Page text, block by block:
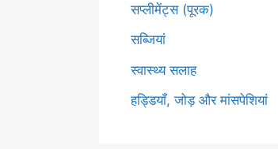
सप्लीमेंट्स (पूरक)
सब्जियां
स्वास्थ्य सलाह
हड्डियाँ, जोड़ और मांसपेशियां